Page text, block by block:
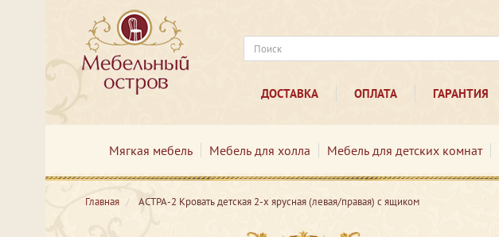
ДОСТАВКА ОПЛАТА ГАРАНТИЯ
Мягкая мебель Мебель для холла Мебель для детских комнат
Главная АСТРА-2 Кровать детская 2-х ярусная (левая/правая) с ящиком